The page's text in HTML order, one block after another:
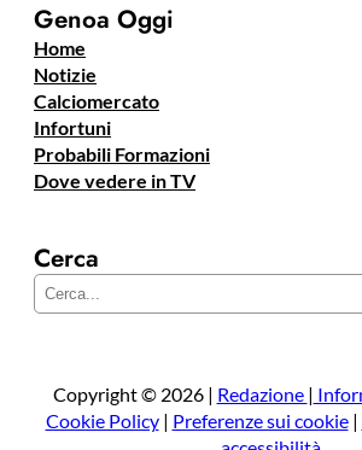
Genoa Oggi
Home
Notizie
Calciomercato
Infortuni
Probabili Formazioni
Dove vedere in TV
Cerca
e
a
Copyright © 2026 | Redazione |
Cookie Policy| Preferenze sui cookie|